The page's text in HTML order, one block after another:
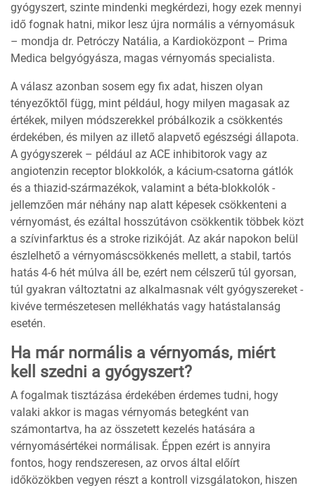
gyógyszert, szinte mindenki megkérdezi, hogy ezek mennyi
idő fognak hatni, mikor lesz újra normális a vérnyomásuk
– mondja dr. Petróczy Natália, a Kardioközpont – Prima
Medica belgyógyásza, magas vérnyomás specialista.
A válasz azonban sosem egy fix adat, hiszen olyan
tényezőktől függ, mint például, hogy milyen magasak az
értékek, milyen módszerekkel próbálkozik a csökkentés
érdekében, és milyen az illető alapvető egészségi állapota.
A gyógyszerek – például az ACE inhibitorok vagy az
angiotenzin receptor blokkolók, a kácium-csatorna gátlók
és a thiazid-származékok, valamint a béta-blokkolók -
jellemzően már néhány nap alatt képesek csökkenteni a
vérnyomást, és ezáltal hosszútávon csökkentik többek közt
a szívinfarktus és a stroke rizikóját. Az akár napokon belül
észlelhető a vérnyomáscsökkenés mellett, a stabil, tartós
hatás 4-6 hét múlva áll be, ezért nem célszerű túl gyorsan,
túl gyakran változtatni az alkalmasnak vélt gyógyszereket -
kivéve természetesen mellékhatás vagy hatástalanság
esetén.
Ha már normális a vérnyomás, miért
kell szedni a gyógyszert?
A fogalmak tisztázása érdekében érdemes tudni, hogy
valaki akkor is magas vérnyomás betegként van
számontartva, ha az összetett kezelés hatására a
vérnyomásértékei normálisak. Éppen ezért is annyira
fontos, hogy rendszeresen, az orvos által előírt
időközökben vegyen részt a kontroll vizsgálatokon, hiszen